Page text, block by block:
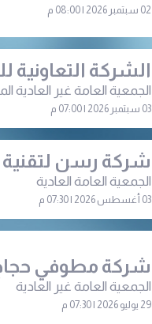
02 سبتمبر 2026 | 08:00 م
الشركة التعاونية
الجمعية العامة غير العادية
03 سبتمبر 2026 | 07:00 م
شركة رسن لتقنية
الجمعية العامة العادية
03 أغسطس 2026 | 07:30 م
شركة مطوفي حجاج
الجمعية العامة غير العادية
29 يوليو 2026 | 07:30 م